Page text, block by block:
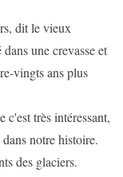
dit le vieux
une crevasse et
vingts ans plus
très intéressant,
notre histoire.
des glaciers.